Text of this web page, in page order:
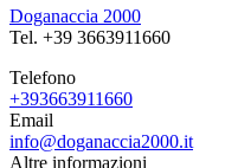
Doganaccia 2000
Tel. +39 3663911660
Telefono
+393663911660
Email
info@doganaccia2000.it
Altre informazioni